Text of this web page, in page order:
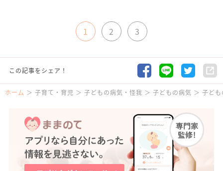
1 2 3
この記事をシェア！
ホーム 子育て・育児 子どもの病気・怪我 子どもの病気 子ど